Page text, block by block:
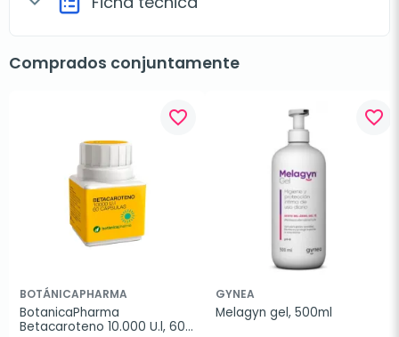
Comprados conjuntamente
favorite_border
BOTÁNICAPHARMA
BotanicaPharma
Betacaroteno 10.000 U.l, 60
favorite_border
GYNEA
Melagyn gel, 500ml